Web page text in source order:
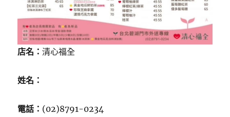
店名：清心福全
姓名：
電話： (02)8791-0234